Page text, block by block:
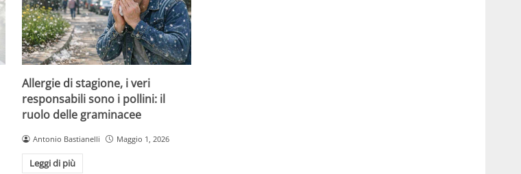
Allergie di stagione, i veri
responsabili sono i pollini: il
ruolo delle graminacee
Antonio Bastianelli Maggio 1, 2026
Leggi di più